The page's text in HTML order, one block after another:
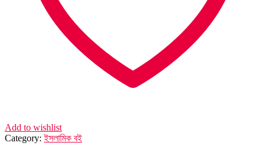
Add to wishlist
Category:ইসলামিক বই